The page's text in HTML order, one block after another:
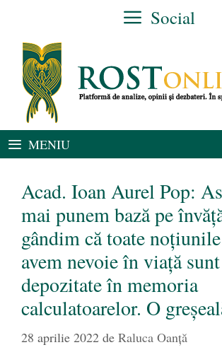
conținut
Social
MENIU
Acad. Ioan Aurel Pop:
mai punem bază pe
gândim că toate
avem nevoie în viață sunt
depozitate în memoria
calculatoarelor. O
28 aprilie 2022 de Raluca Oanță